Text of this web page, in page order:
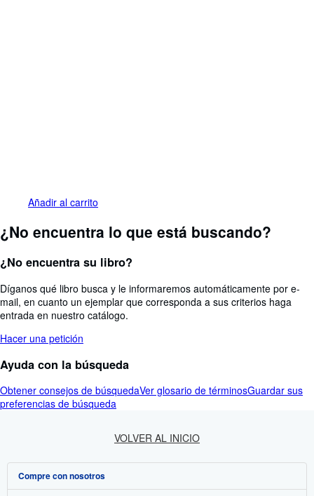
Añadir al carrito
¿No encuentra lo que está buscando?
¿No encuentra su libro?
Díganos qué libro busca y le informaremos automáticamente por e-
mail, en cuanto un ejemplar que corresponda a sus criterios haga
entrada en nuestro catálogo.
Hacer una petición
Ayuda con la búsqueda
Obtener consejos de búsquedaVer glosario de términosGuardar sus
preferencias de búsqueda
VOLVER AL INICIO
Compre con nosotros